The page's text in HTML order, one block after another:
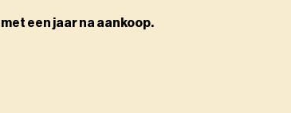
een jaar na aankoop.